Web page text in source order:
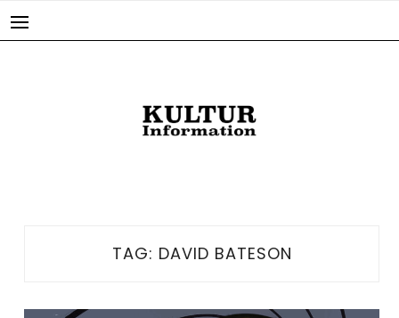
TAG: DAVID BATESON